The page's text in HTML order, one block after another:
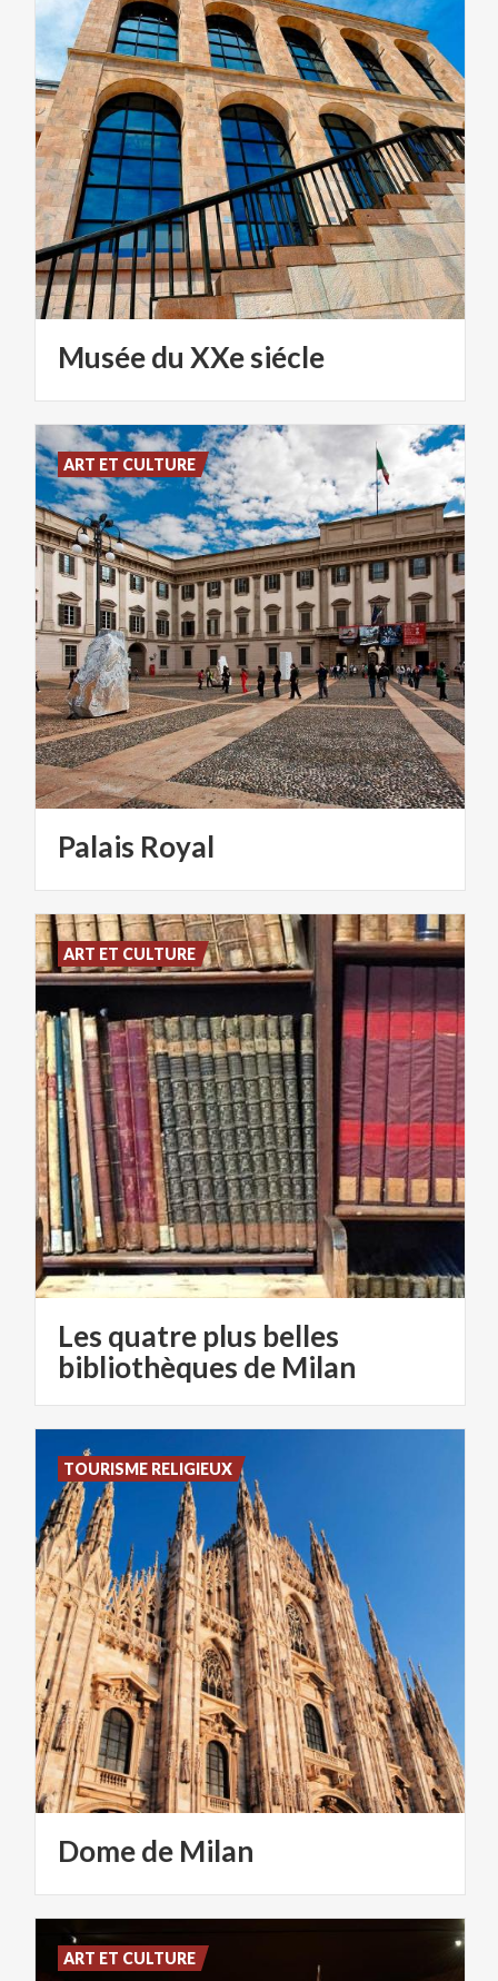
Muséedu XXesiécle
Palais Royal
ART ET CULTURE
Les quatre plus belles
bibliothèques de Milan
ART ET CULTURE
Domede Milan
TOURISME RELIGIEUX
ART ET CULTURE